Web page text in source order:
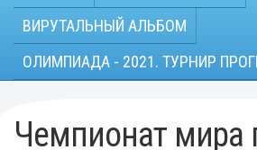
ВИРУТАЛЬНЫЙ АЛЬБОМ
ОЛИМПИАДА - 2021. ТУРНИР
Чемпионат мира